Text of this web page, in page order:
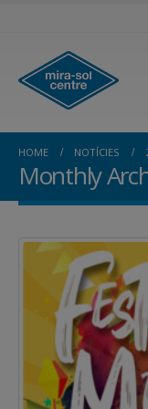
HOME NOTÍCIES
Monthly